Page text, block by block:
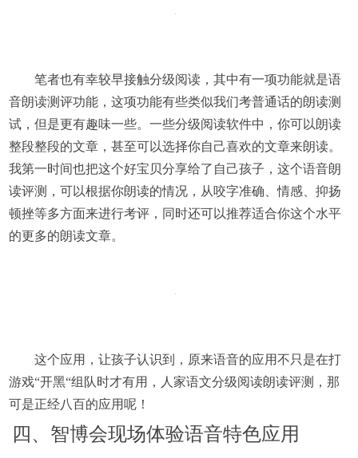
笔者也有幸较早接触分级阅读，其中有一项功能就是语
音朗读测评功能，这项功能有些类似我们考普通话的朗读测
试，但是更有趣味一些。一些分级阅读软件中，你可以朗读
整段整段的文章，甚至可以选择你自己喜欢的文章来朗读。
我第一时间也把这个好宝贝分享给了自己孩子，这个语音朗
读评测，可以根据你朗读的情况，从咬字准确、情感、抑扬
顿挫等多方面来进行考评，同时还可以推荐适合你这个水平
的更多的朗读文章。
这个应用，让孩子认识到，原来语音的应用不只是在打
游戏“开黑“组队时才有用，人家语文分级阅读朗读评测，那
可是正经八百的应用呢！
四、智博会现场体验语音特色应用